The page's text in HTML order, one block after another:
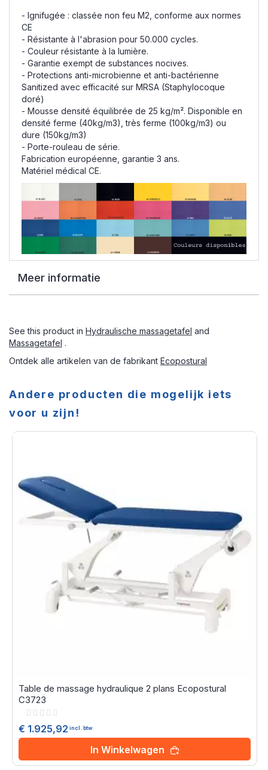
- Ignifugée : classée non feu M2, conforme aux normes
CE
- Résistante à l'abrasion pour 50.000 cycles.
- Couleur résistante à la lumière.
- Garantie exempt de substances nocives.
- Protections anti-microbienne et anti-bactérienne
Sanitized avec efficacité sur MRSA (Staphylocoque
doré)
- Mousse densité équilibrée de 25 kg/m². Disponible en
densité ferme (40kg/m3), très ferme (100kg/m3) ou
dure (150kg/m3)
- Porte-rouleau de série.
Fabrication européenne, garantie 3 ans.
Matériel médical CE.
Meer informatie
See this product in Hydraulische massagetafel and
Massagetafel .
Ontdek alle artikelen van de fabrikant Ecopostural
Andere producten die mogelijk iets
voor u zijn!
Table de massage hydraulique 2 plans Ecopostural
C3723
Rating:
€ 1.925,92 incl. btw
In Winkelwagen